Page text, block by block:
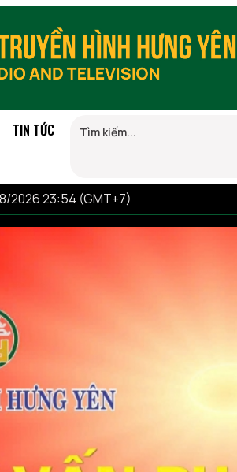
TIN TỨC
2026 23:54 (GMT+7)